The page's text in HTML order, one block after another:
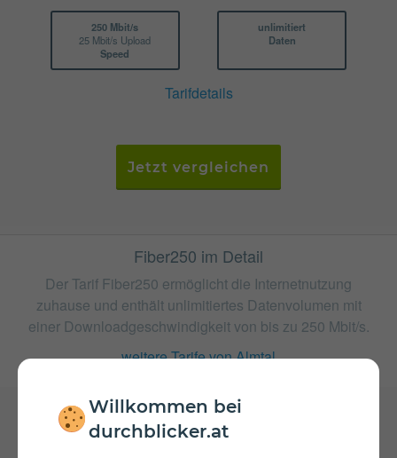
Willkommen bei
durchblicker.at
250 Mbit/s
25 Mbit/s Upload
Speed
unlimitiert
Daten
Tarifdetails
Jetzt vergleichen
Fiber250 im Detail
Der Tarif Fiber250 ermöglicht die Internetnutzung
zuhause und enthält unlimitiertes Datenvolumen mit
einer Downloadgeschwindigkeit von bis zu 250 Mbit/s.
weitere Tarife von Almtal